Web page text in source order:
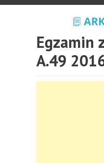
Egzamin
A.49